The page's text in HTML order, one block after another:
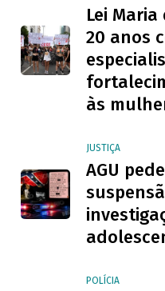
Lei
20 anos
às
JUSTIÇA
AGU
POLÍCIA